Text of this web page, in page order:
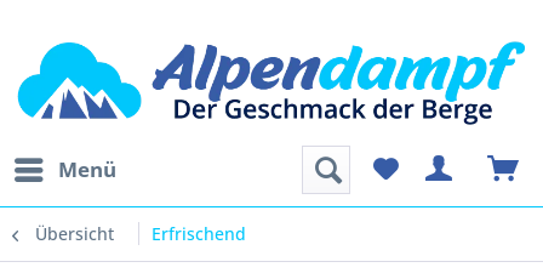
Menü
Übersicht Erfrischend